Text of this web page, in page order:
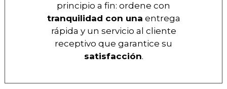
principio a fin: ordene con
tranquilidad con una entrega
rápida y un servicio al cliente
receptivo que garantice su
satisfacción.